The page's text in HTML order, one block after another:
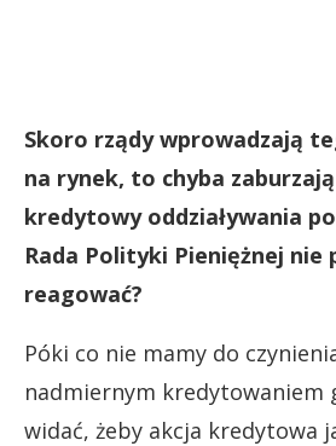
Skoro rządy wprowadzają
na rynek, to chyba
kredytowy oddziaływania
Rada Polityki Pieniężnej nie
reagować?
Póki co nie mamy do
nadmiernym kredytowaniem
widać, żeby akcja kredytowa